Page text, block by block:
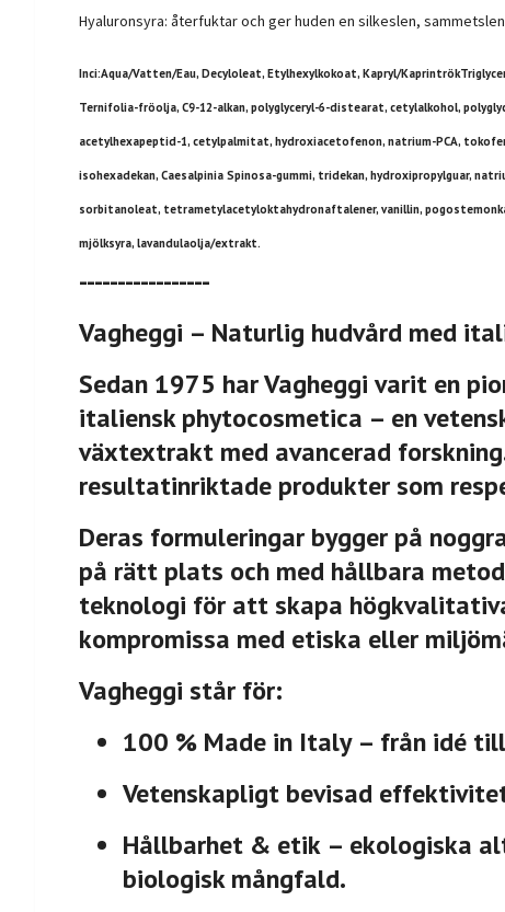
Hyaluronsyra: återfuktar och ger huden en silkeslen,
Inci:Aqua/Vatten/Eau, Decyloleat, Etylhexylkokoat, Kapryl/
Ternifolia-fröolja, C9-12-alkan, polyglyceryl-6-distearat, cetylalkohol,
acetylhexapeptid-1, cetylpalmitat, hydroxiacetofenon, natrium-PCA,
isohexadekan, Caesalpinia Spinosa-gummi, tridekan, hydroxipropylguar,
sorbitanoleat, tetrametylacetyloktahydronaftalener, vanillin,
mjölksyra, lavandulaolja/extrakt.
-----------------
Vagheggi – Naturlig hudvård med
Sedan 1975 har Vagheggi varit en
italiensk phytocosmetica – en
växtextrakt med avancerad
resultatinriktade produkter som
Deras formuleringar bygger på
på rätt plats och med hållbara
teknologi för att skapa
kompromissa med etiska eller
Vagheggi står för:
100 % Made in Italy– från idé
Vetenskapligt bevisad
Hållbarhet & etik – ekologiska
biologisk mångfald.